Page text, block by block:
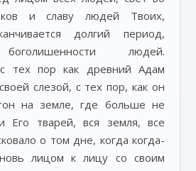
и славу людей Твоих,
долгий период,
людей.
с тех пор как древний Адам
слезой, с тех пор, как он
на земле, где больше не
Его тварей, вся земля, все
о том дне, когда когда-
лицом к лицу со своим